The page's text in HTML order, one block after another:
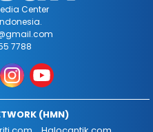
Center
7788
(HMN)